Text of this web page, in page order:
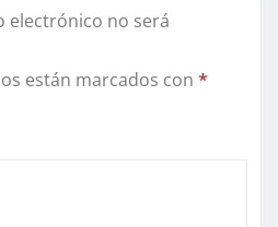
electrónico no será
están marcados con *